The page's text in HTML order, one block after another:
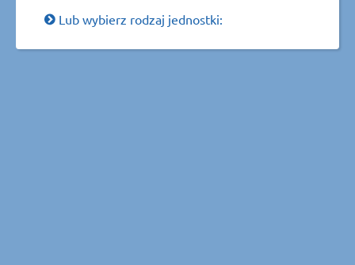
Lub wybierz rodzaj jednostki: